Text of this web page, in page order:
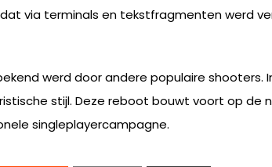
via terminals en tekstfragmenten werd
werd door andere populaire shooters.
stijl. Deze reboot bouwt voort op de
singleplayercampagne.